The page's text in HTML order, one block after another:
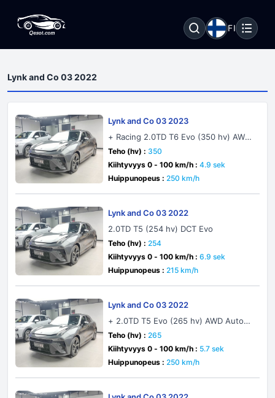
FI
Lynk and Co 03 2022
Lynk and Co 03 2023
+ Racing 2.0TD T6 Evo (350 hv) AWD
Automatic
Teho (hv) : 350
Kiihtyvyys 0 - 100 km/h : 4.9 sek
Huippunopeus : 250 km/h
Lynk and Co 03 2022
2.0TD T5 (254 hv) DCT Evo
Teho (hv) : 254
Kiihtyvyys 0 - 100 km/h : 6.9 sek
Huippunopeus : 215 km/h
Lynk and Co 03 2022
+ 2.0TD T5 Evo (265 hv) AWD Autom
atic
Teho (hv) : 265
Kiihtyvyys 0 - 100 km/h : 5.7 sek
Huippunopeus : 250 km/h